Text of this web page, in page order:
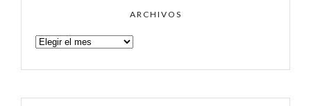
ARCHIVOS
ARCHIVOS